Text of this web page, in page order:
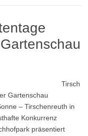
Tirsch
Gartenschau
– Tirschenreuth in
Konkurrenz
präsentiert